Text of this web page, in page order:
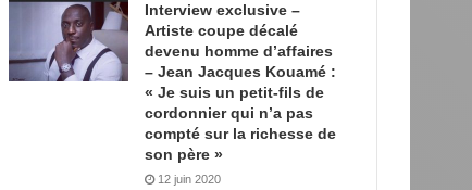
Interview exclusive –
Artiste coupe décalé
devenu homme d’affaires
– Jean Jacques Kouamé :
« Je suis un petit-fils de
cordonnier qui n’a pas
compté sur la richesse de
son père »
12 juin 2020